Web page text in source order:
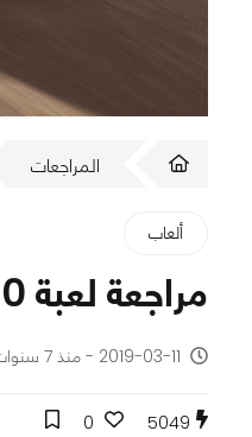
المراجعات
ألعاب
مراجعة لعبة Dirt Rally 2.0 من Codemasters
2019-03-11 - منذ 7 سنوات
5049
0